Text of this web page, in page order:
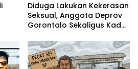
Diduga Lakukan Kekerasan
Seksual, Anggota Deprov
Gorontalo Sekaligus Kader